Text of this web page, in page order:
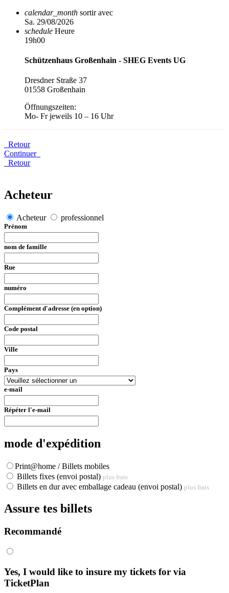
calendar_month sortir avec
Sa. 29/08/2026
schedule Heure
19h00
Schützenhaus Großenhain - SHEG Events UG
Dresdner Straße 37
01558 Großenhain
Öffnungszeiten:
Mo- Fr jeweils 10 – 16 Uhr
Retour
Continuer
Retour
Acheteur
Acheteur professionnel
Prénom
nom de famille
Rue
numéro
Complément d'adresse (en option)
Code postal
Ville
Pays
e-mail
Répéter l'e-mail
mode d'expédition
Print@home / Billets mobiles
Billets fixes (envoi postal) plus frais
Billets en dur avec emballage cadeau (envoi postal) plus frais
Assure tes billets
Recommandé
Yes, I would like to insure my tickets for via
TicketPlan